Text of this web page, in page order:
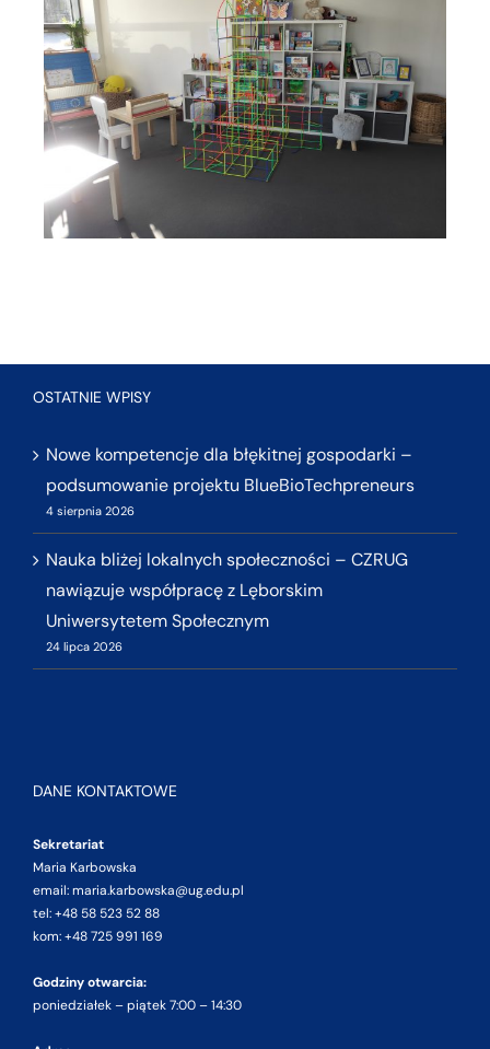
OSTATNIE WPISY
Nowe kompetencje dla błękitnej gospodarki –
podsumowanie projektu BlueBioTechpreneurs
4 sierpnia 2026
Nauka bliżej lokalnych społeczności – CZRUG
nawiązuje współpracę z Lęborskim
Uniwersytetem Społecznym
24 lipca 2026
DANE KONTAKTOWE
Sekretariat
Maria Karbowska
email: maria.karbowska@ug.edu.pl
tel: +48 58 523 52 88
kom: +48 725 991 169
Godziny otwarcia:
poniedziałek – piątek 7:00 – 14:30